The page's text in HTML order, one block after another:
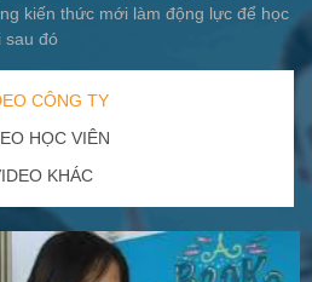
kiến thức mới làm động lực để học
sau đó
CÔNG TY
HỌC VIÊN
KHÁC